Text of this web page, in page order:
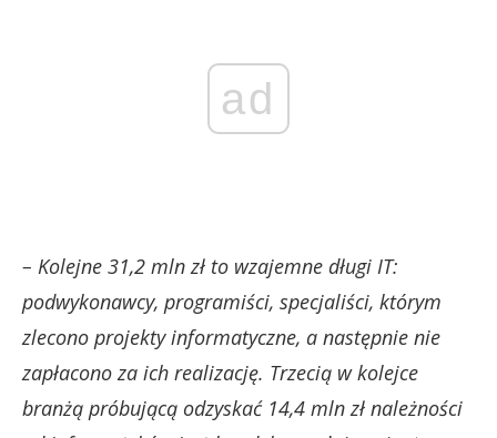
ad
– Kolejne 31,2 mln zł to wzajemne długi IT:
podwykonawcy, programiści, specjaliści, którym
zlecono projekty informatyczne, a następnie nie
zapłacono za ich realizację. Trzecią w kolejce
branżą próbującą odzyskać 14,4 mln zł należności